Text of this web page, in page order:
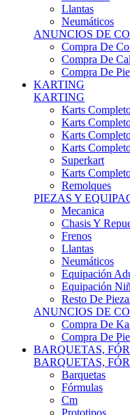
Llantas
Neumáticos
ANUNCIOS DE
Compra De
Compra De
Compra De
KARTING
KARTING
Karts
Karts
Karts
Karts
Superkart
Karts
Remolques
PIEZAS Y
Mecanica
Chasis Y
Frenos
Llantas
Neumáticos
Equipación
Equipación
Resto De
ANUNCIOS DE
Compra De
Compra De
BARQUETAS,
BARQUETAS,
Barquetas
Fórmulas
Cm
Prototipos